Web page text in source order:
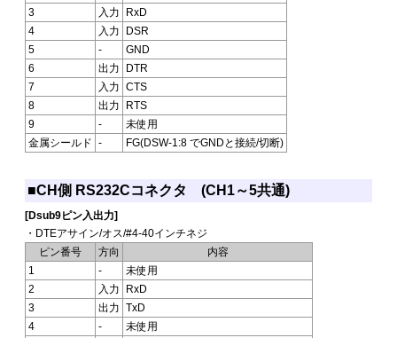
3
入力
RxD
4
入力
DSR
5
-
GND
6
出力
DTR
7
入力
CTS
8
出力
RTS
9
-
未使用
金属シールド
- FG(DSW-1:8 でGNDと接続/切断)
■CH側 RS232Cコネクタ (CH1～5共通)
[Dsub9ピン入出力]
・DTEアサイン/オス/#4-40インチネジ
ピン番号
方向
内容
1
-
未使用
2
入力
RxD
3
出力
TxD
4
-
未使用